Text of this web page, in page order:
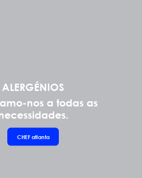
ALERGÉNIOS
nos a todas as
CHEF atlanta